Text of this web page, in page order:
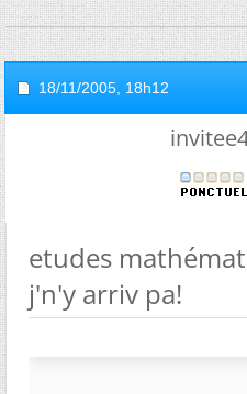
18/11/2005, 18h12
etudes
j'n'y arriv pa!